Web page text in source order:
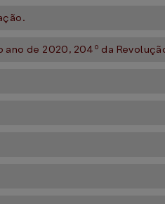
ano de 2020, 204º da